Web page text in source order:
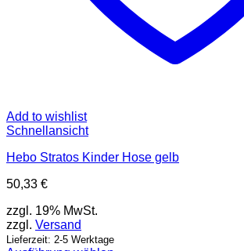
Add to wishlist
Schnellansicht
Hebo Stratos Kinder Hose gelb
50,33 €
zzgl. 19% MwSt.
zzgl. Versand
Lieferzeit: 2-5 Werktage